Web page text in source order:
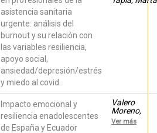
asistencia sanitaria
urgente: análisis del
burnout y su relación con
las variables resiliencia,
apoyo social,
ansiedad/depresión/estrés
y miedo al covid.
Impacto emocional y
resiliencia enadolescentes
de España y Ecuador
Valero
Moreno,
Selene;
Ver más